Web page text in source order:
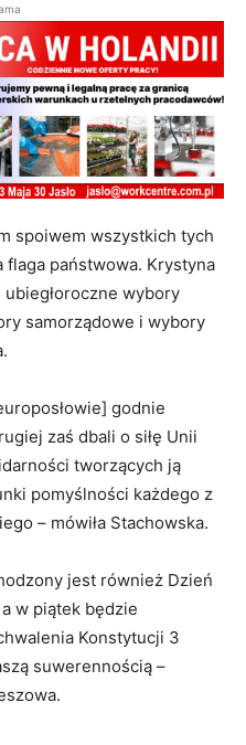
spoiwem wszystkich tych
flaga państwowa. Krystyna
ubiegłoroczne wybory
samorządowe i wybory
godnie
zaś dbali o siłę Unii
tworzących ją
pomyślności każdego z
– mówiła Stachowska.
jest również Dzień
w piątek będzie
Konstytucji 3
suwerennością –